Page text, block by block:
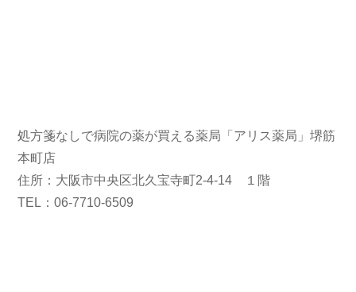
処方箋なしで病院の薬が買える薬局「アリス薬局」堺筋
本町店
住所：大阪市中央区北久宝寺町2-4-14 １階
TEL：06-7710-6509